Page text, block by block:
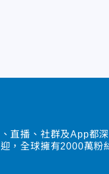
直播、社群及App都
，全球擁有2000萬粉